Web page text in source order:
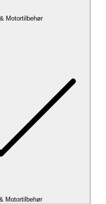
Motortilbehør
Motortilbehør